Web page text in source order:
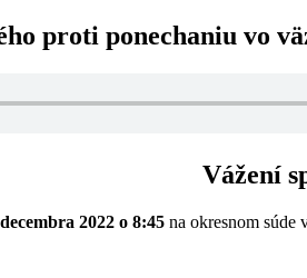
proti ponechaniu vo
Vážení
2022 o 8:45 na okresnom súde